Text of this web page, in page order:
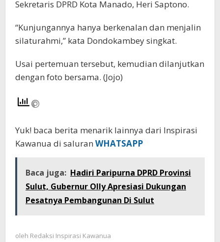
Sekretaris DPRD Kota Manado, Heri Saptono.
“Kunjungannya hanya berkenalan dan menjalin
silaturahmi,” kata Dondokambey singkat.
Usai pertemuan tersebut, kemudian dilanjutkan
dengan foto bersama. (Jojo)
Yuk! baca berita menarik lainnya dari Inspirasi
Kawanua di saluran WHATSAPP
Baca juga: Hadiri Paripurna DPRD Provinsi
Sulut, Gubernur Olly Apresiasi Dukungan
Pesatnya Pembangunan Di Sulut
oleh Redaksi Inspirasi Kawanua